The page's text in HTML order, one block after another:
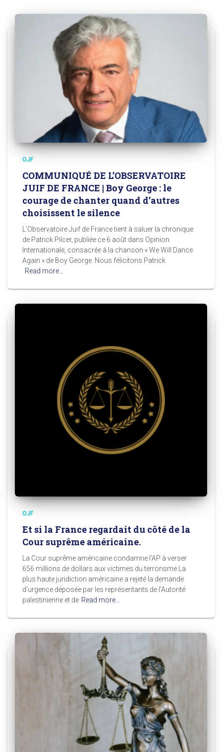
OJF
COMMUNIQUÉ DE L’OBSERVATOIRE
JUIF DE FRANCE | Boy George : le
courage de chanter quand d’autres
choisissent le silence
L’Observatoire Juif de France tient à saluer la chronique
de Patrick Pilcer, publiée ce 6 août dans Opinion
Internationale, consacrée à la chanson « We Will Dance
Again » de Boy George. Nous félicitons Patrick
Read more…
OJF
Et si la France regardait du côté de la
Cour suprême américaine.
La Cour suprême américaine condamne l’AP à verser
656 millions de dollars aux victimes du terrorisme La
plus haute juridiction américaine a rejeté la demande
d’urgence déposée par les représentants de l’Autorité
palestinienne et de Read more…